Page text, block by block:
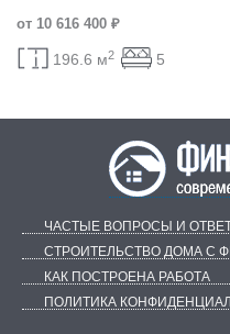
от 10 616 400 ₽
196.6 м2 5
ЧАСТЫЕ ВОПРОСЫ И
СТРОИТЕЛЬСТВО ДОМА С
КАК ПОСТРОЕНА РАБОТА
ПОЛИТИКА